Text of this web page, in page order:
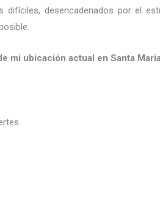
desencadenados por el
mi ubicación actual en Santa